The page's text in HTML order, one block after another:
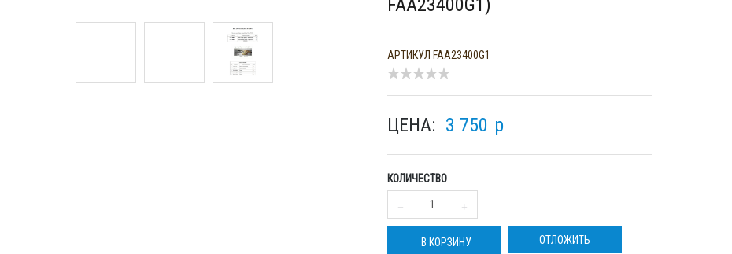
FAA23400G1)
АРТИКУЛ FAA23400G1
ЦЕНА: 3 750 p
КОЛИЧЕСТВО
В КОРЗИНУ ОТЛОЖИТЬ